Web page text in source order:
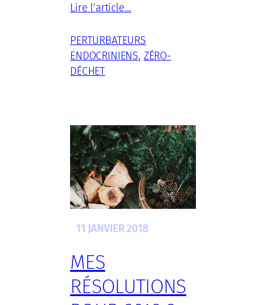
Lire l’article…
PERTURBATEURS
ENDOCRINIENS, ZÉRO-
DÉCHET
11 JANVIER 2018
MES
RÉSOLUTIONS